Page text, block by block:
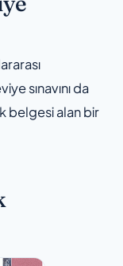
sınavını da
belgesi alan bir